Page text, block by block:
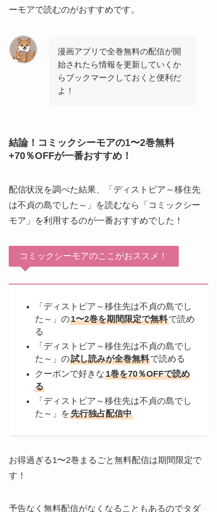
ーモアで読むのがおすすめです。
漫画アプリで全巻無料の配信が開
始されたら情報を更新していくか
らブックマークしておくと便利だ
よ！
結論！コミックシーモアの1〜2巻無料
+70％OFFが一番おすすめ！
配信状況を調べた結果、「ディストピア～移住先
は不貞の島でした～」を読むなら「コミックシー
モア」を利用するのが一番おすすめでした！
コミックシーモアのここがおススメ！
「ディストピア～移住先は不貞の島でし
た～」の1〜2巻を期間限定で無料で読め
る
「ディストピア～移住先は不貞の島でし
た～」の試し読みが全巻無料で読める
クーポンで好きな1巻を70％OFFで読め
る
「ディストピア～移住先は不貞の島でし
た～」を先行独占配信中
お得過ぎる1〜2巻まるごと無料配信は期間限定で
す！
予告なく無料配信がなくなることもあるのでタダ